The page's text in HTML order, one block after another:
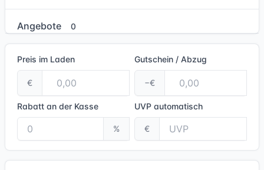
Angebote 0
Preis im Laden
€
Gutschein / Abzug
−€
Rabatt an der Kasse
%
UVP automatisch
€